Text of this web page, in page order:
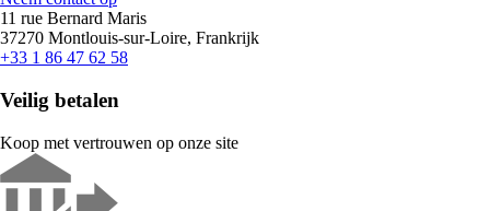
11 rue Bernard Maris
37270 Montlouis-sur-Loire, Frankrijk
+33 1 86 47 62 58
Veilig betalen
Koop met vertrouwen op onze site